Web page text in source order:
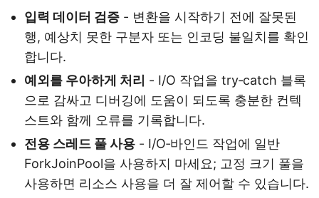
입력 데이터 검증 - 변환을 시작하기 전에 잘못된
행, 예상치 못한 구분자 또는 인코딩 불일치를 확인
합니다.
예외를 우아하게 처리 - I/O 작업을 try‑catch 블록
으로 감싸고 디버깅에 도움이 되도록 충분한 컨텍
스트와 함께 오류를 기록합니다.
전용 스레드 풀 사용 - I/O‑바인드 작업에 일반
ForkJoinPool을 사용하지 마세요; 고정 크기 풀을
사용하면 리소스 사용을 더 잘 제어할 수 있습니다.